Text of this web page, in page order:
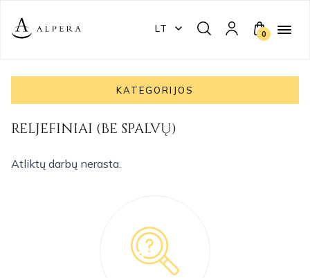
LT 0
KATEGORIJOS
RELJEFINIAI (BE SPALVŲ)
Atliktų darbų nerasta.